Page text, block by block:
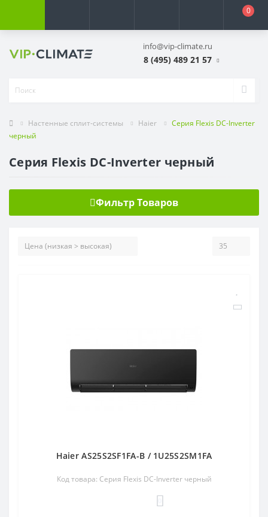
0
info@vip-climate.ru
8 (495) 489 21 57
Настенные сплит-системы Haier
Серия Flexis DC-Inverter
черный
Серия Flexis DC-Inverter черный
Фильтр Товаров
Haier AS25S2SF1FA-B / 1U25S2SM1FA
Код товара: Серия Flexis DC-Inverter черный